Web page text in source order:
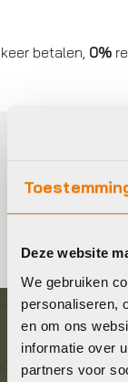
Deze website
We gebruiken
personaliseren,
en om ons
informatie over
partners voor
betalen,0%
Fietsschoenen
Graag